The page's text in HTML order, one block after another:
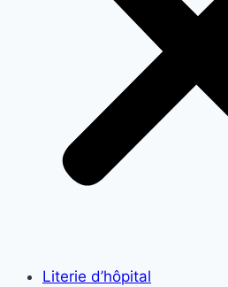
Literie d’hôpital